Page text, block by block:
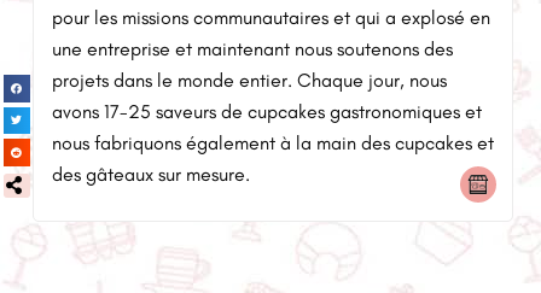
pour les missions communautaires et qui a explosé en
une entreprise et maintenant nous soutenons des
projets dans le monde entier. Chaque jour, nous
avons 17-25 saveurs de cupcakes gastronomiques et
nous fabriquons également à la main des cupcakes et
des gâteaux sur mesure.